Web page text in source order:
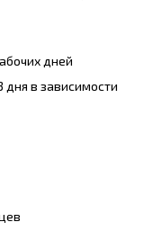
дней
дня в зависимости